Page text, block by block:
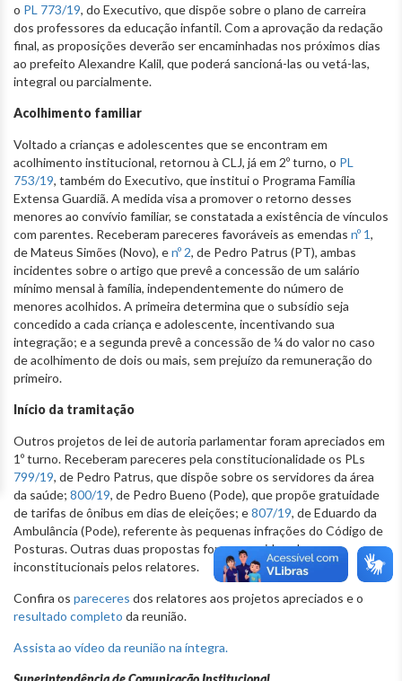
o PL 773/19, do Executivo, que dispõe sobre o plano de carreira
dos professores da educação infantil. Com a aprovação da redação
final, as proposições deverão ser encaminhadas nos próximos dias
ao prefeito Alexandre Kalil, que poderá sancioná-las ou vetá-las,
integral ou parcialmente.
Acolhimento familiar
Voltado a crianças e adolescentes que se encontram em
acolhimento institucional, retornou à CLJ, já em 2º turno, o PL
753/19, também do Executivo, que institui o Programa Família
Extensa Guardiã. A medida visa a promover o retorno desses
menores ao convívio familiar, se constatada a existência de vínculos
com parentes. Receberam pareceres favoráveis as emendas nº 1,
de Mateus Simões (Novo), enº 2, de Pedro Patrus (PT), ambas
incidentes sobre o artigo que prevê a concessão de um salário
mínimo mensal à família, independentemente do número de
menores acolhidos. A primeira determina que o subsídio seja
concedido a cada criança e adolescente, incentivando sua
integração; e a segunda prevê a concessão de ¼ do valor no caso
de acolhimento de dois ou mais, sem prejuízo da remuneração do
primeiro.
Início da tramitação
Outros projetos de lei de autoria parlamentar foram apreciados em
1º turno. Receberam pareceres pela constitucionalidade os PLs
799/19, de Pedro Patrus, que dispõe sobre os servidores da área
da saúde; 800/19, de Pedro Bueno (Pode), que propõe gratuidade
de tarifas de ônibus em dias de eleições; e807/19, de Eduardo da
Ambulância (Pode), referente às pequenas infrações do Código de
Posturas. Outras duas propostas foram consideradas
inconstitucionais pelos relatores.
Confira os pareceres dos relatores aos projetos apreciados e o
resultado completo da reunião.
Assista ao vídeo da reunião na íntegra.